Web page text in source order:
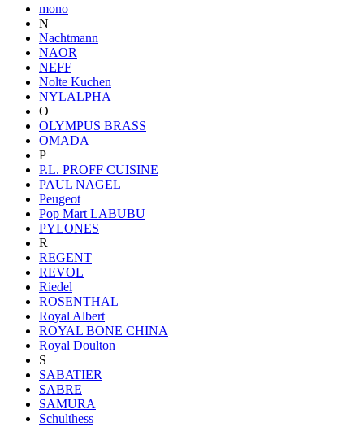
mono
N
Nachtmann
NAOR
NEFF
Nolte Kuchen
NYLALPHA
O
OLYMPUS BRASS
OMADA
P
P.L. PROFF CUISINE
PAUL NAGEL
Peugeot
Pop Mart LABUBU
PYLONES
R
REGENT
REVOL
Riedel
ROSENTHAL
Royal Albert
ROYAL BONE CHINA
Royal Doulton
S
SABATIER
SABRE
SAMURA
Schulthess